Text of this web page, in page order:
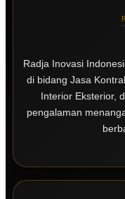
Radja Inovasi
di bidang Jasa
Interior Eksterior,
pengalaman